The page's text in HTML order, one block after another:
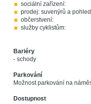
sociální zařízení:
prodej: suvenýrů a
občerstvení:
služby cyklistům:
Bariéry
- schody
Parkování
Možnost parkování na
Dostupnost